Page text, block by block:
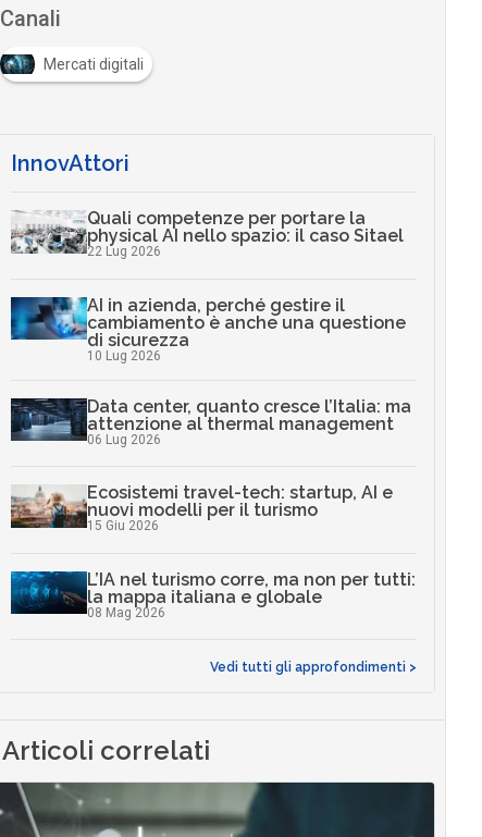
Canali
Mercati digitali
InnovAttori
Quali competenze per portare la
physical AI nello spazio: il caso Sitael
22 Lug 2026
AI in azienda, perché gestire il
cambiamento è anche una questione
di sicurezza
10 Lug 2026
Data center, quanto cresce l’Italia: ma
attenzione al thermal management
06 Lug 2026
Ecosistemi travel-tech: startup, AI e
nuovi modelli per il turismo
15 Giu 2026
L’IA nel turismo corre, ma non per tutti:
la mappa italiana e globale
08 Mag 2026
Vedi tutti gli approfondimenti >
Articoli correlati